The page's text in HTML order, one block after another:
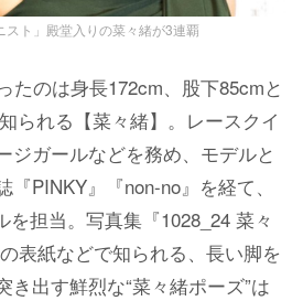
スト」殿堂入りの菜々緒が3連覇
たのは身長172cm、股下85cmと
られる【菜々緒】。レースクイ
ジガールなどを務め、モデルと
PINKY』『non-no』を経て、
を担当。写真集『1028_24 菜々
表紙などで知られる、長い脚を
き出す鮮烈な“菜々緒ポーズ”は